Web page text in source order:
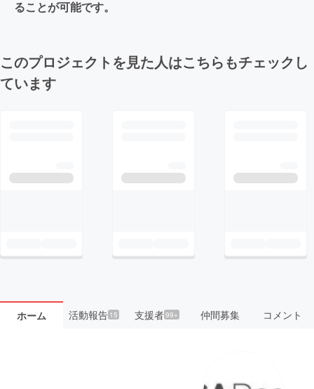
ることが可能です。
このプロジェクトを見た人はこちらもチェックし
ています
ホーム 活動報告15 支援者99+ 仲間募集 コメント